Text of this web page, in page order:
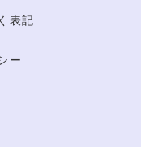
表記
ー